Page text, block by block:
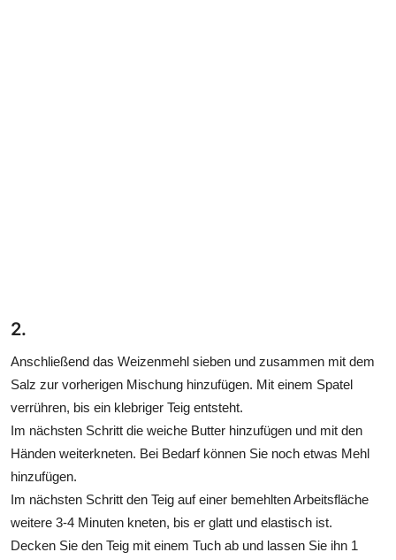
2.
Anschließend das Weizenmehl sieben und zusammen mit dem
Salz zur vorherigen Mischung hinzufügen. Mit einem Spatel
verrühren, bis ein klebriger Teig entsteht.
Im nächsten Schritt die weiche Butter hinzufügen und mit den
Händen weiterkneten. Bei Bedarf können Sie noch etwas Mehl
hinzufügen.
Im nächsten Schritt den Teig auf einer bemehlten Arbeitsfläche
weitere 3-4 Minuten kneten, bis er glatt und elastisch ist.
Decken Sie den Teig mit einem Tuch ab und lassen Sie ihn 1